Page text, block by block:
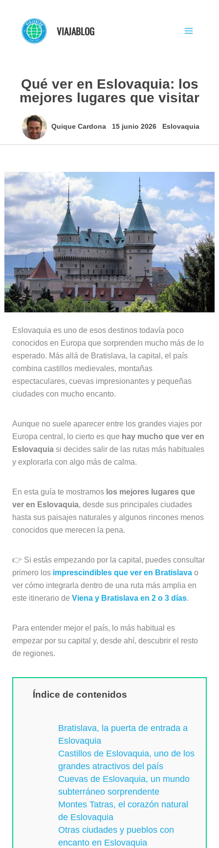
contenido
VIAJABLOG
Qué ver en Eslovaquia: los
mejores lugares que visitar
Quique Cardona 15 junio 2026 Eslovaquia
Eslovaquia es uno de esos destinos todavía poco
conocidos en Europa que sorprenden mucho más de lo
esperado. Más allá de Bratislava, la capital, el país
combina castillos medievales, montañas
espectaculares, cuevas impresionantes y pequeñas
ciudades con mucho encanto.
Aunque no suele aparecer entre los grandes viajes por
Europa central, lo cierto es que hay mucho que ver en
Eslovaquiasi decides salir de las rutas más habituales
y explorarla con algo más de calma.
En esta guía te mostramos los mejores lugares que
ver en Eslovaquia, desde sus principales ciudades
hasta sus paisajes naturales y algunos rincones menos
conocidos que merecen la pena.
👉 Si estás empezando por la capital, puedes consultar
primero los imprescindibles que ver en Bratislavao
ver cómo integrarla dentro de una ruta más amplia en
este itinerario de Viena y Bratislava en 2 o 3 días.
Para entender mejor el país, lo más habitual es
empezar por su capital y, desde ahí, descubrir el resto
de regiones.
Índice de contenidos
Bratislava, la puerta de entrada a
Eslovaquia
Castillos de Eslovaquia, uno de los
grandes atractivos del país
Cuevas de Eslovaquia, un mundo
subterráneo sorprendente
Montes Tatras, el corazón natural
de Eslovaquia
Otras ciudades y pueblos con
encanto en Eslovaquia